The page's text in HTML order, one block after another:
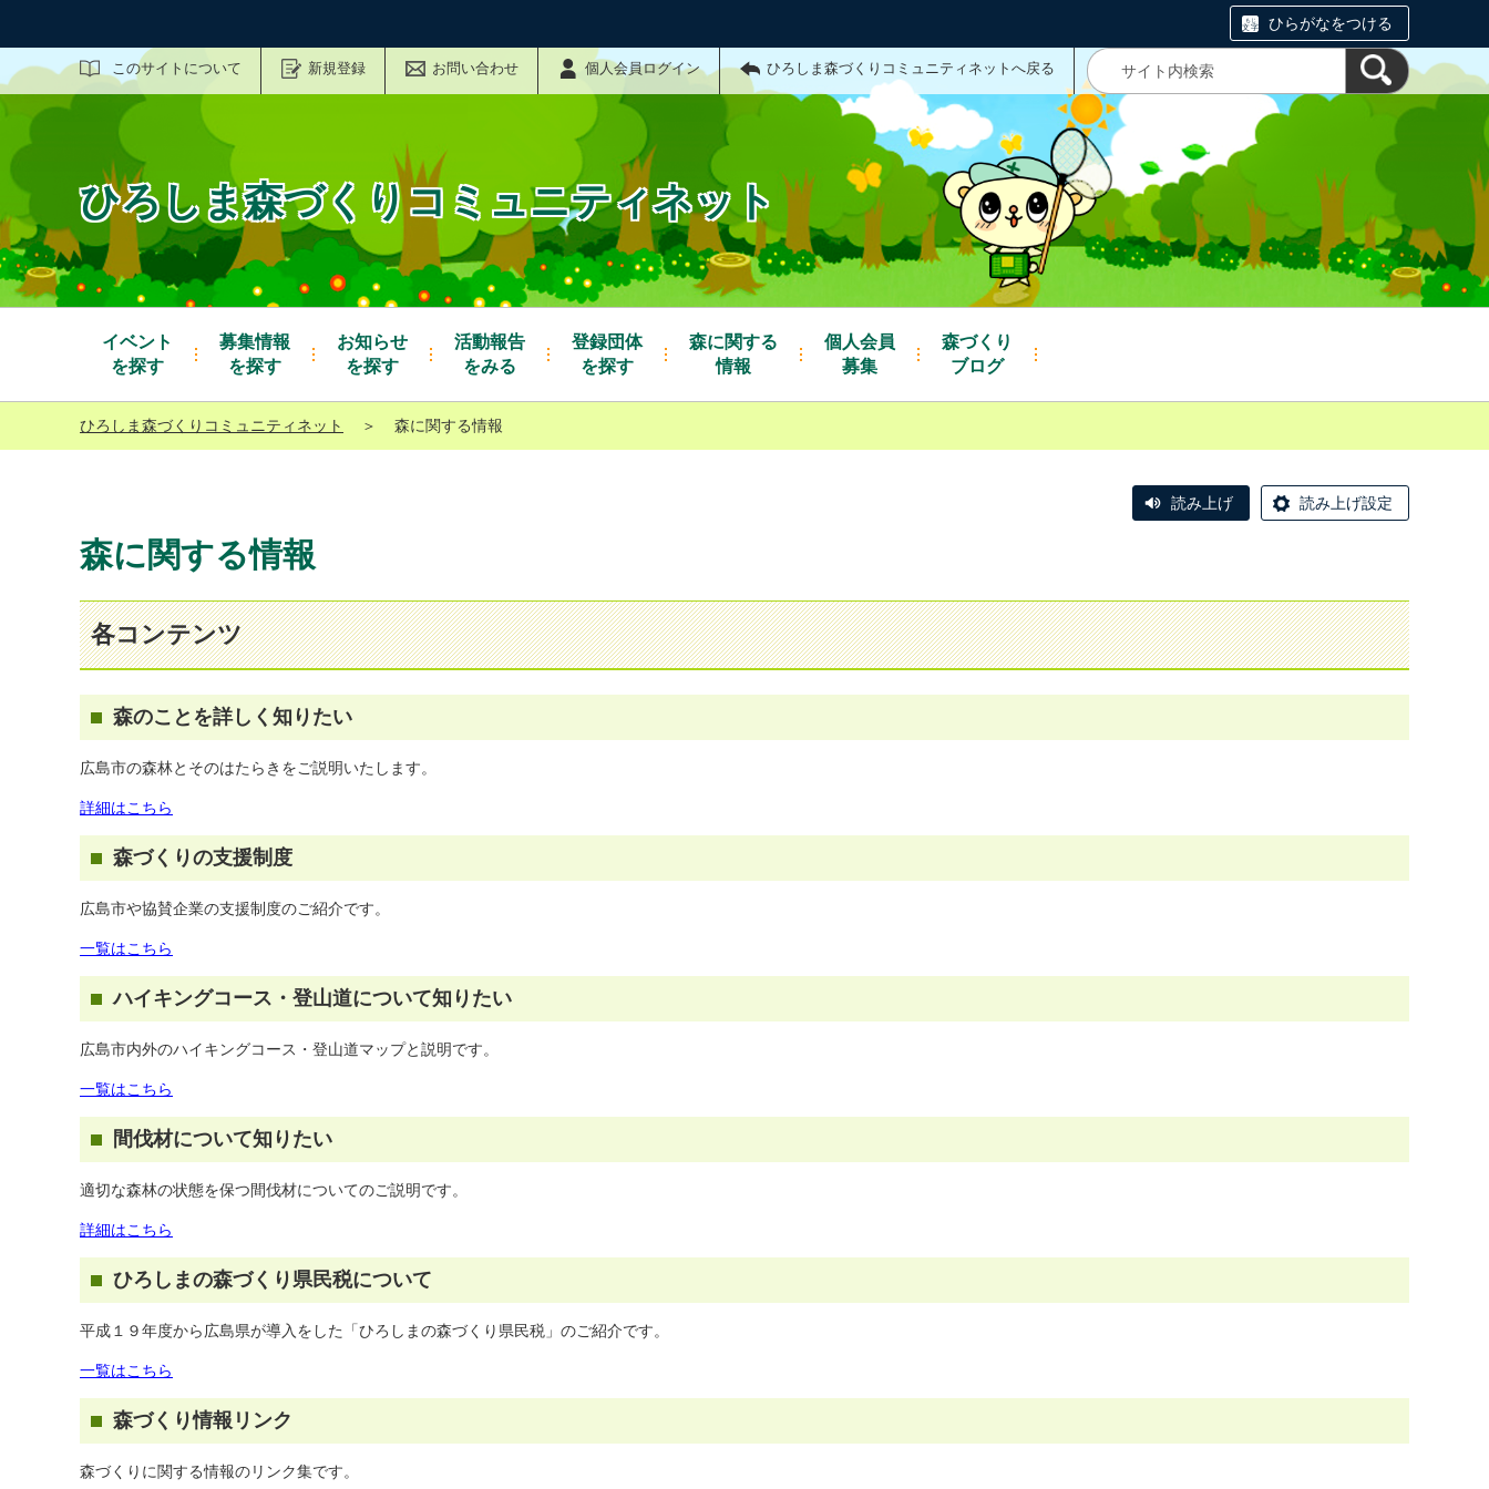
ひらがなをつける
このサイトについて 新規登録 お問い合わせ 個人会員ログイン ひろしま森づくりコミュニティネットへ戻る
サイト内検索
ひろしま森づくりコミュニティネット
イベント
を探す
募集情報
を探す
お知らせ
を探す
活動報告
をみる
登録団体
を探す
森に関する
情報
個人会員
募集
森づくり
ブログ
ひろしま森づくりコミュニティネット ＞ 森に関する情報
読み上げ 読み上げ設定
森に関する情報
各コンテンツ
森のことを詳しく知りたい
広島市の森林とそのはたらきをご説明いたします。
詳細はこちら
森づくりの支援制度
広島市や協賛企業の支援制度のご紹介です。
一覧はこちら
ハイキングコース・登山道について知りたい
広島市内外のハイキングコース・登山道マップと説明です。
一覧はこちら
間伐材について知りたい
適切な森林の状態を保つ間伐材についてのご説明です。
詳細はこちら
ひろしまの森づくり県民税について
平成１９年度から広島県が導入をした「ひろしまの森づくり県民税」のご紹介です。
一覧はこちら
森づくり情報リンク
森づくりに関する情報のリンク集です。